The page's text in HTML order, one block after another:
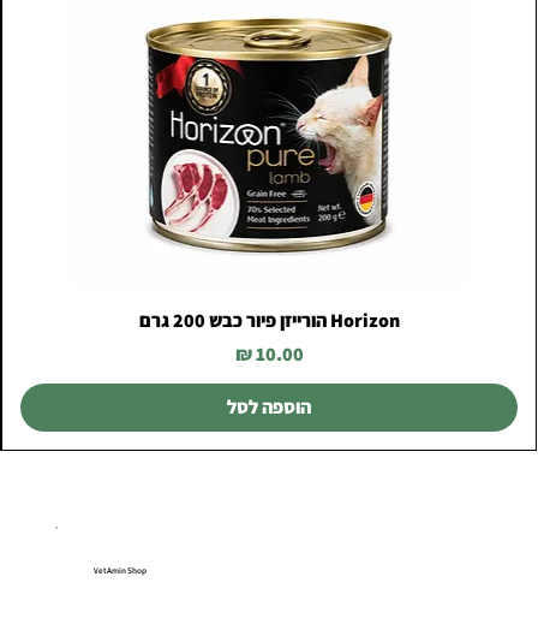
Horizon הורייזן פיור כבש 200 גרם
מחיר
הוספה לסל
VetAmin Shop